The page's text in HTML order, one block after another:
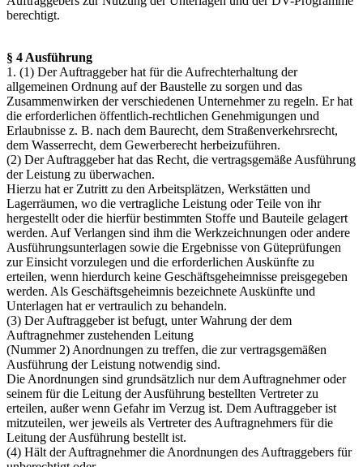
berechtigt.
§ 4 Ausführung
1. (1) Der Auftraggeber hat für die Aufrechterhaltung der
allgemeinen Ordnung auf der Baustelle zu sorgen und das
Zusammenwirken der verschiedenen Unternehmer zu regeln. Er hat
die erforderlichen öffentlich-rechtlichen Genehmigungen und
Erlaubnisse z. B. nach dem Baurecht, dem Straßenverkehrsrecht,
dem Wasserrecht, dem Gewerberecht herbeizuführen.
(2) Der Auftraggeber hat das Recht, die vertragsgemäße Ausführung
der Leistung zu überwachen.
Hierzu hat er Zutritt zu den Arbeitsplätzen, Werkstätten und
Lagerräumen, wo die vertragliche Leistung oder Teile von ihr
hergestellt oder die hierfür bestimmten Stoffe und Bauteile gelagert
werden. Auf Verlangen sind ihm die Werkzeichnungen oder andere
Ausführungsunterlagen sowie die Ergebnisse von Güteprüfungen
zur Einsicht vorzulegen und die erforderlichen Auskünfte zu
erteilen, wenn hierdurch keine Geschäftsgeheimnisse preisgegeben
werden. Als Geschäftsgeheimnis bezeichnete Auskünfte und
Unterlagen hat er vertraulich zu behandeln.
(3) Der Auftraggeber ist befugt, unter Wahrung der dem
Auftragnehmer zustehenden Leitung
(Nummer 2) Anordnungen zu treffen, die zur vertragsgemäßen
Ausführung der Leistung notwendig sind.
Die Anordnungen sind grundsätzlich nur dem Auftragnehmer oder
seinem für die Leitung der Ausführung bestellten Vertreter zu
erteilen, außer wenn Gefahr im Verzug ist. Dem Auftraggeber ist
mitzuteilen, wer jeweils als Vertreter des Auftragnehmers für die
Leitung der Ausführung bestellt ist.
(4) Hält der Auftragnehmer die Anordnungen des Auftraggebers für